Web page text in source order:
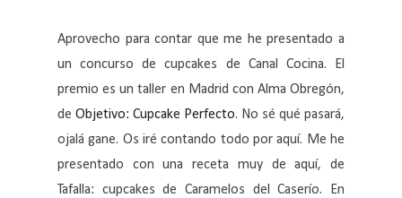
Aprovecho para contar que me he presentado a
un concurso de cupcakes de Canal Cocina. El
premio es un taller en Madrid con Alma Obregón,
de Objetivo: Cupcake Perfecto. No sé qué pasará,
ojalá gane. Os iré contando todo por aquí. Me he
presentado con una receta muy de aquí, de
Tafalla: cupcakes de Caramelos del Caserío. En